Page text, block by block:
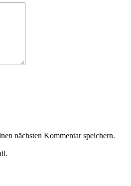
nächsten Kommentar speichern.